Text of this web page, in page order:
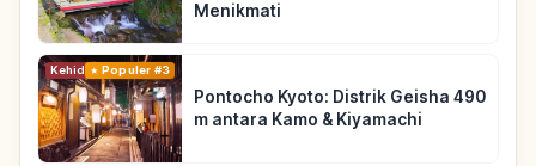
Menikmati
KehidupanPopuler #3
Pontocho Kyoto: Distrik Geisha 490
m antara Kamo & Kiyamachi